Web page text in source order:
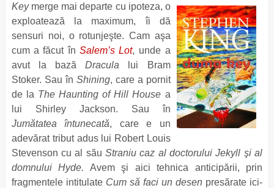
Keymerge mai departe cu ipoteza, o
exploatează la maximum, îi dă
sensuri noi, o rotunjeşte. Cam aşa
cum a făcut în Salem’s Lot, unde a
avut la bază Dracula lui Bram
Stoker. Sau în Shining, care a pornit
de la The Haunting of Hill Housea
lui Shirley Jackson. Sau în
Jumătatea întunecată, care e un
adevărat tribut adus lui Robert Louis
Stevenson cu al său Straniu caz al doctorului Jekyll şi al
domnului Hyde. Avem şi aici tehnica anticipării, prin
fragmentele intitulate Cum să faci un desenpresărate ici-